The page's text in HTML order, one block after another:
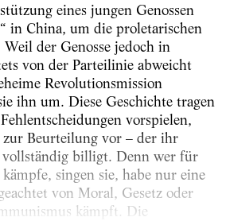
eines jungen Genossen
in China, um die proletarischen
der Genosse jedoch in
von der Parteilinie abweicht
Revolutionsmission
ihn um. Diese Geschichte tragen
vorspielen,
Beurteilung vor – der ihr
billigt. Denn wer für
singen sie, habe nur eine
von Moral, Gesetz oder
kämpft. Die